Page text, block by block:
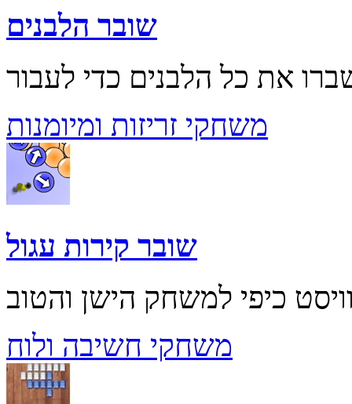
שובר הלבנים
משחקי זריזות ומיומנות
שובר קירות עגול
משחקי חשיבה ולוח